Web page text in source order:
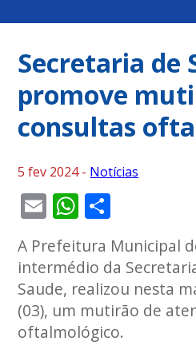
Secretaria de
promove
consultas
5 fev 2024 - Notícias
EmailWhatsApp
A Prefeitura Municipal
intermédio da
Saude, realizou nesta
(03), um mutirão de
oftalmológico.